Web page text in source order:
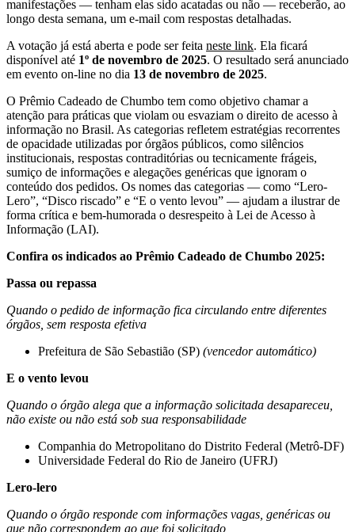
manifestações — tenham elas sido acatadas ou não — receberão, ao
longo desta semana, um e-mail com respostas detalhadas.
A votação já está aberta e pode ser feita neste link. Ela ficará
disponível até 1º de novembro de 2025. O resultado será anunciado
em evento on-line no dia 13 de novembro de 2025.
O Prêmio Cadeado de Chumbo tem como objetivo chamar a
atenção para práticas que violam ou esvaziam o direito de acesso à
informação no Brasil. As categorias refletem estratégias recorrentes
de opacidade utilizadas por órgãos públicos, como silêncios
institucionais, respostas contraditórias ou tecnicamente frágeis,
sumiço de informações e alegações genéricas que ignoram o
conteúdo dos pedidos. Os nomes das categorias — como “Lero-
Lero”, “Disco riscado” e “E o vento levou” — ajudam a ilustrar de
forma crítica e bem-humorada o desrespeito à Lei de Acesso à
Informação (LAI).
Confira os indicados ao Prêmio Cadeado de Chumbo 2025:
Passa ou repassa
Quando o pedido de informação fica circulando entre diferentes
órgãos, sem resposta efetiva
Prefeitura de São Sebastião (SP) (vencedor automático)
E o vento levou
Quando o órgão alega que a informação solicitada desapareceu,
não existe ou não está sob sua responsabilidade
Companhia do Metropolitano do Distrito Federal (Metrô-DF)
Universidade Federal do Rio de Janeiro (UFRJ)
Lero-lero
Quando o órgão responde com informações vagas, genéricas ou
que não correspondem ao que foi solicitado